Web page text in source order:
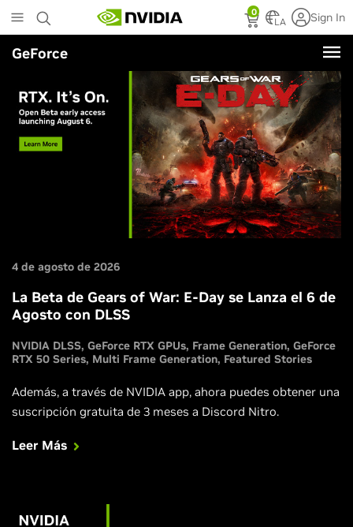
to
main
content
0
LA Sign In
GeForce
4 de agosto de 2026
La Beta de Gears of War: E-Day se Lanza el 6 de
Agosto con DLSS
NVIDIA DLSS GeForce RTX GPUs Frame Generation GeForce
RTX 50 Series Multi Frame Generation Featured Stories
Además, a través de NVIDIA app, ahora puedes obtener una
suscripción gratuita de 3 meses a Discord Nitro.
Leer Más